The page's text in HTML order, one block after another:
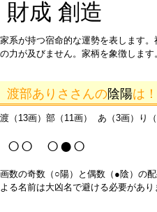
財成 創造
家系が持つ宿命的な運勢を表します
の力が及びません。家柄を象徴します
渡部ありささんの陰陽は！
渡（13画）部（11画） あ（3画）り（
○○ ○●○
画数の奇数（○陽）と偶数（●陰）の
よる名前は大凶名で避ける必要があり